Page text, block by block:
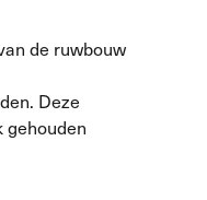
de ruwbouw
Deze